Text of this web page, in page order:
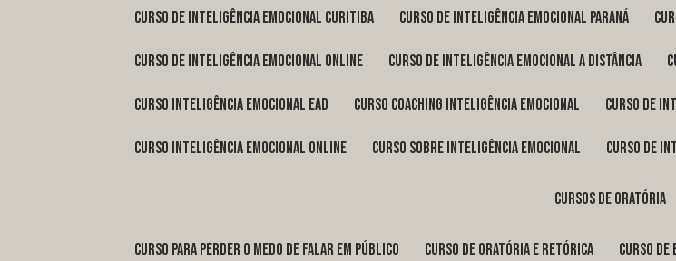
curso de inteligência emocional Curitiba curso de inteligência emocional Paraná
curso de inteligência emocional online curso de inteligência emocional a distância
curso inteligência emocional ead curso coaching inteligência emocional curso de
curso inteligência emocional online curso sobre inteligência emocional curso de
cursos de oratória
curso para perder o medo de falar em público curso de oratória e retórica curso